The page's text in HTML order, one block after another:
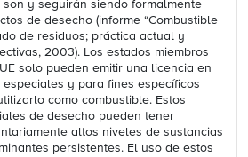
son y seguirán siendo formalmente
de desecho (informe “Combustible
de residuos; práctica actual y
2003). Los estados miembros
solo pueden emitir una licencia en
especiales y para fines específicos
como combustible. Estos
de desecho pueden tener
altos niveles de sustancias
persistentes. El uso de estos